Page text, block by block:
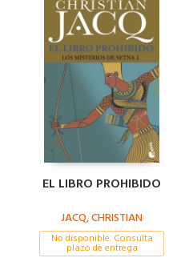
EL LIBRO PROHIBIDO
JACQ, CHRISTIAN
No disponible. Consulta
plazo de entrega